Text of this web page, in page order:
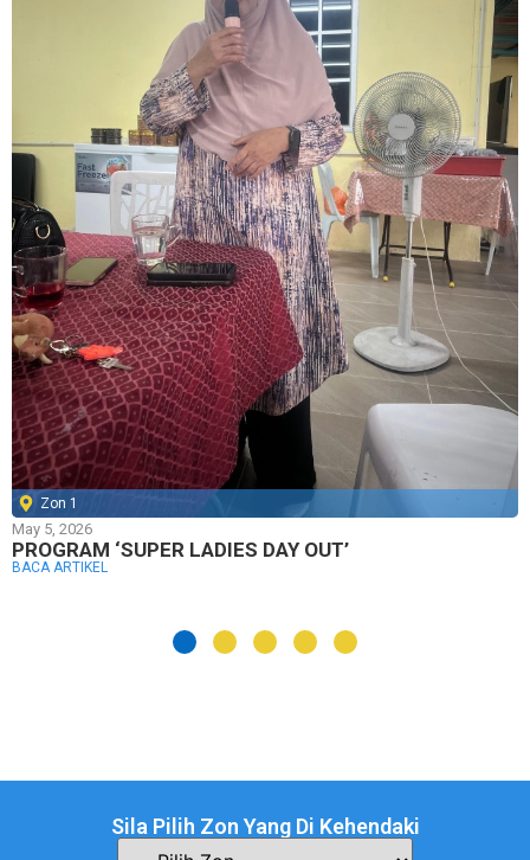
Zon 1
May 5, 2026
PROGRAM ‘SUPER LADIES DAY OUT’
BACA ARTIKEL
Sila Pilih Zon Yang Di Kehendaki